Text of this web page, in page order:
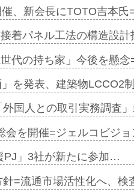
、新会長にTOTO吉本氏
着パネル工法の構造設
代の持ち家」今後を懸
を発表、建築物LCCO2
国人との取引実務調査
会を開催=ジェルコビジ
PJ」3社が新たに参加…
=流通市場活性化へ、検